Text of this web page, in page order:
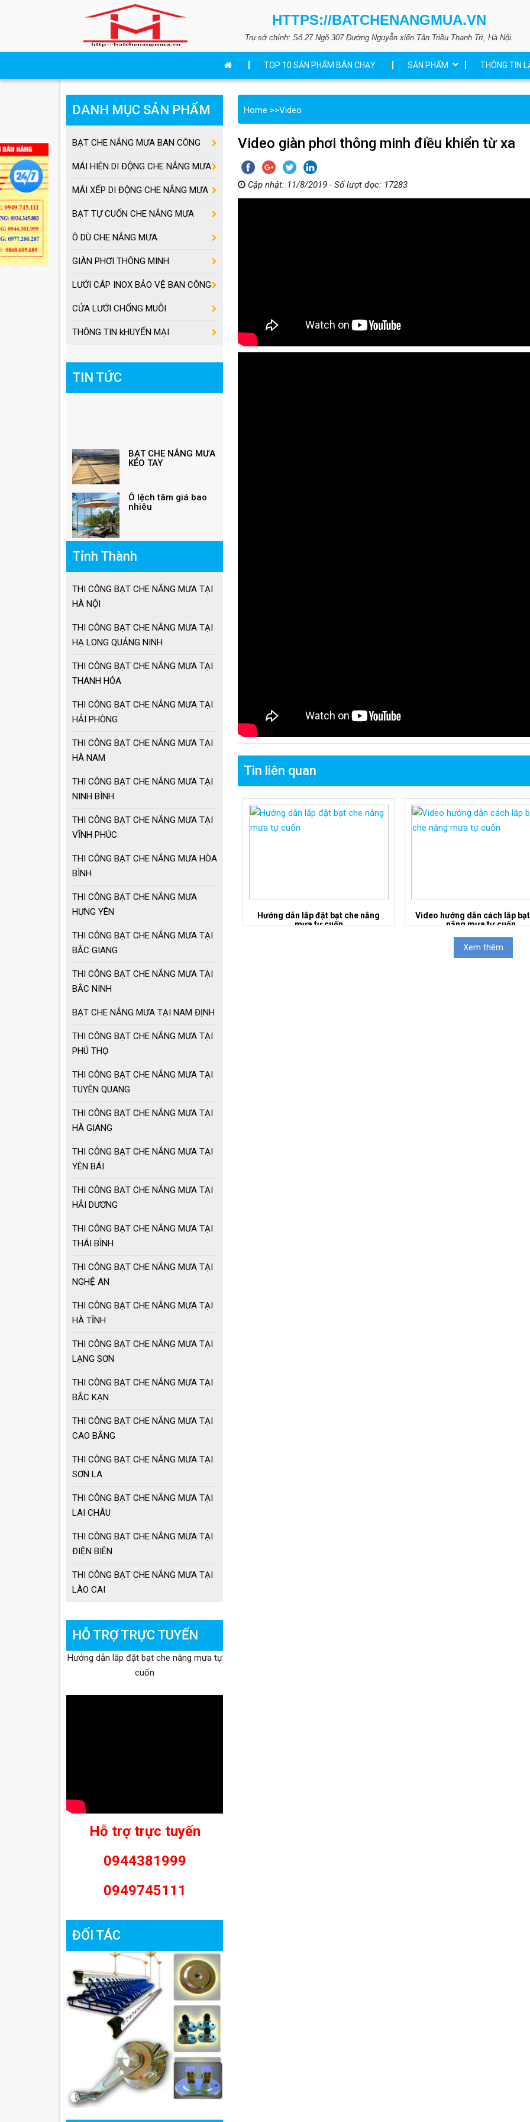
HTTPS://BATCHENANGMUA.VN
Trụ sở chính: Số 27 Ngõ 307 Đường Nguyễn xiển Tân Triều Thanh Trì, Hà Nội.
TOP 10 SẢN PHẨM BÁN CHẠY SẢN PHẨM THÔNG TIN
Home >>Video
Video giàn phơi thông minh điều khiển từ xa
Cập nhật: 11/8/2019 - Số lượt đọc: 17283
Tin liên quan
Hướng dẫn lắp đặt bạt che nắng
mưa tự cuốn
Video hướng dẫn cách lắp
nắng mưa tự cuốn
Xem thêm
DANH MỤC SẢN PHẨM
BẠT CHE NẮNG MƯA BAN CÔNG
MÁI HIÊN DI ĐỘNG CHE NẮNG MƯA
MÁI XẾP DI ĐỘNG CHE NẮNG MƯA
BẠT TỰ CUỐN CHE NẮNG MƯA
Ô DÙ CHE NẮNG MƯA
GIÀN PHƠI THÔNG MINH
LƯỚI CÁP INOX BẢO VỆ BAN CÔNG
CỬA LƯỚI CHỐNG MUỖI
THÔNG TIN kHUYẾN MẠI
TIN TỨC
KÉO TAY
nhiêu
Giá ô dù lệch tâm
vuông, lục giác, tròn
Giá ô lệch tâm vuông
Lưu ý khi sử dụng ô
dù che nắng mưa
nắng mưa
nắng mưa
Ô dù che nắng mưa
Ô dù che nắng mưa
THÔNG MINH HOT
NHẤT 2021
Tỉnh Thành
THI CÔNG BẠT CHE NẮNG MƯA TẠI
HÀ NỘI
THI CÔNG BẠT CHE NẮNG MƯA TẠI
HẠ LONG QUẢNG NINH
THI CÔNG BẠT CHE NẮNG MƯA TẠI
THANH HÓA
THI CÔNG BẠT CHE NẮNG MƯA TẠI
HẢI PHÒNG
THI CÔNG BẠT CHE NẮNG MƯA TẠI
HÀ NAM
THI CÔNG BẠT CHE NẮNG MƯA TẠI
NINH BÌNH
THI CÔNG BẠT CHE NẮNG MƯA TẠI
VĨNH PHÚC
THI CÔNG BẠT CHE NẮNG MƯA HÒA
BÌNH
THI CÔNG BẠT CHE NẮNG MƯA
HƯNG YÊN
THI CÔNG BẠT CHE NẮNG MƯA TẠI
BẮC GIANG
THI CÔNG BẠT CHE NẮNG MƯA TẠI
BẮC NINH
BẠT CHE NẮNG MƯA TẠI NAM ĐỊNH
THI CÔNG BẠT CHE NẮNG MƯA TẠI
PHÚ THỌ
THI CÔNG BẠT CHE NẮNG MƯA TẠI
TUYÊN QUANG
THI CÔNG BẠT CHE NẮNG MƯA TẠI
HÀ GIANG
THI CÔNG BẠT CHE NẮNG MƯA TẠI
YÊN BÁI
THI CÔNG BẠT CHE NẮNG MƯA TẠI
HẢI DƯƠNG
THI CÔNG BẠT CHE NẮNG MƯA TẠI
THÁI BÌNH
THI CÔNG BẠT CHE NẮNG MƯA TẠI
NGHỆ AN
THI CÔNG BẠT CHE NẮNG MƯA TẠI
HÀ TĨNH
THI CÔNG BẠT CHE NẮNG MƯA TẠI
LẠNG SƠN
THI CÔNG BẠT CHE NẮNG MƯA TẠI
BẮC KẠN
THI CÔNG BẠT CHE NẮNG MƯA TẠI
CAO BẰNG
THI CÔNG BẠT CHE NẮNG MƯA TẠI
SƠN LA
THI CÔNG BẠT CHE NẮNG MƯA TẠI
LAI CHÂU
THI CÔNG BẠT CHE NẮNG MƯA TẠI
ĐIỆN BIÊN
THI CÔNG BẠT CHE NẮNG MƯA TẠI
LÀO CAI
HỖ TRỢ TRỰC TUYẾN
Hướng dẫn lắp đặt bạt che nắng mưa tự
cuốn
Hỗ trợ trực tuyến
0944381999
0949745111
ĐỐI TÁC